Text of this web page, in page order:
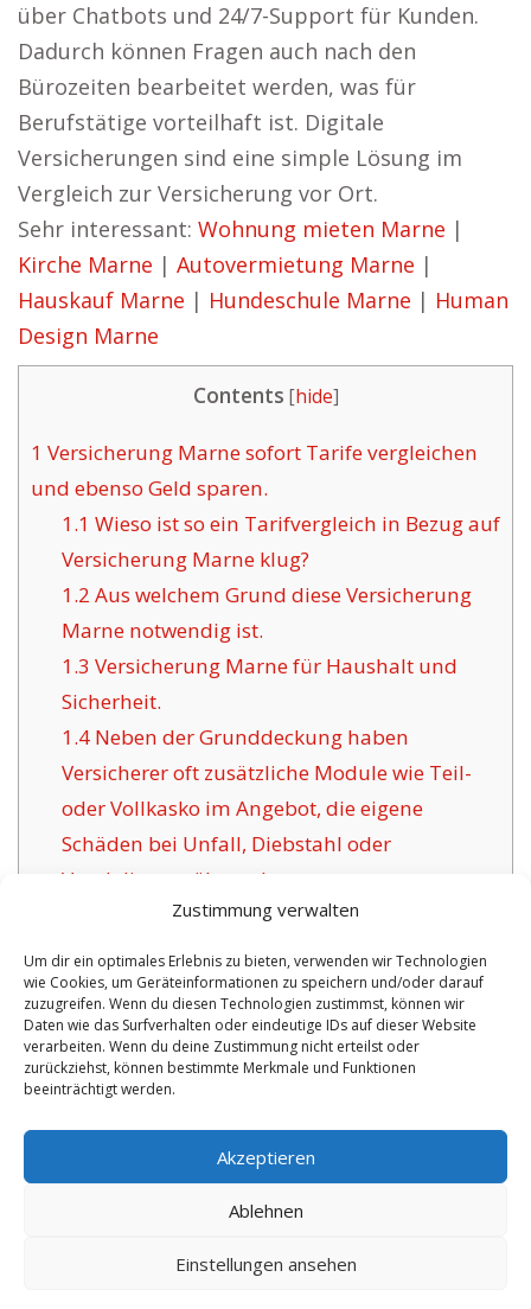
Zustimmung verwalten
Um dir ein optimales Erlebnis zu bieten, verwenden wir Technologien
wie Cookies, um Geräteinformationen zu speichern und/oder darauf
zuzugreifen. Wenn du diesen Technologien zustimmst, können wir
Daten wie das Surfverhalten oder eindeutige IDs auf dieser Website
verarbeiten. Wenn du deine Zustimmung nicht erteilst oder
zurückziehst, können bestimmte Merkmale und Funktionen
beeinträchtigt werden.
Akzeptieren
Ablehnen
Einstellungen ansehen
über Chatbots und 24/7-Support für Kunden.
Dadurch können Fragen auch nach den
Bürozeiten bearbeitet werden, was für
Berufstätige vorteilhaft ist. Digitale
Versicherungen sind eine simple Lösung im
Vergleich zur Versicherung vor Ort.
Sehr interessant: Wohnung mieten Marne |
Kirche Marne | Autovermietung Marne |
Hauskauf Marne | Hundeschule Marne | Human
Design Marne
Contents [hide]
1 Versicherung Marne sofort Tarife vergleichen
und ebenso Geld sparen.
1.1 Wieso ist so ein Tarifvergleich in Bezug auf
Versicherung Marne klug?
1.2 Aus welchem Grund diese Versicherung
Marne notwendig ist.
1.3 Versicherung Marne für Haushalt und
Sicherheit.
1.4Neben der Grunddeckung haben
Versicherer oft zusätzliche Module wie Teil-
oder Vollkasko im Angebot, die eigene
Schäden bei Unfall, Diebstahl oder
Vandalismus übernehmen.
Die Aufgabe digitaler
Versicherungsgesellschaften für Marne:
1.6Die Vorzüge dieser Versicherung in Marne:
1.6.1Individuelle Absicherungen und
Zertifizierung:
No tags for this post.
Copyright 2026 by digi-versicherung.de - Versicherung in der Nähe |